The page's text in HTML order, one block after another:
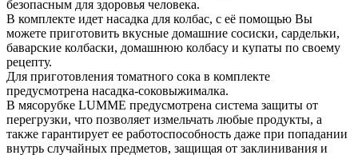
безопасным для здоровья человека.
В комплекте идет насадка для колбас, с её помощью Вы
можете приготовить вкусные домашние сосиски, сардельки,
баварские колбаски, домашнюю колбасу и купаты по своему
рецепту.
Для приготовления томатного сока в комплекте
предусмотрена насадка-соковыжималка.
В мясорубке LUMME предусмотрена система защиты от
перегрузки, что позволяет измельчать любые продукты, а
также гарантирует ее работоспособность даже при попадании
внутрь случайных предметов, защищая от заклинивания и